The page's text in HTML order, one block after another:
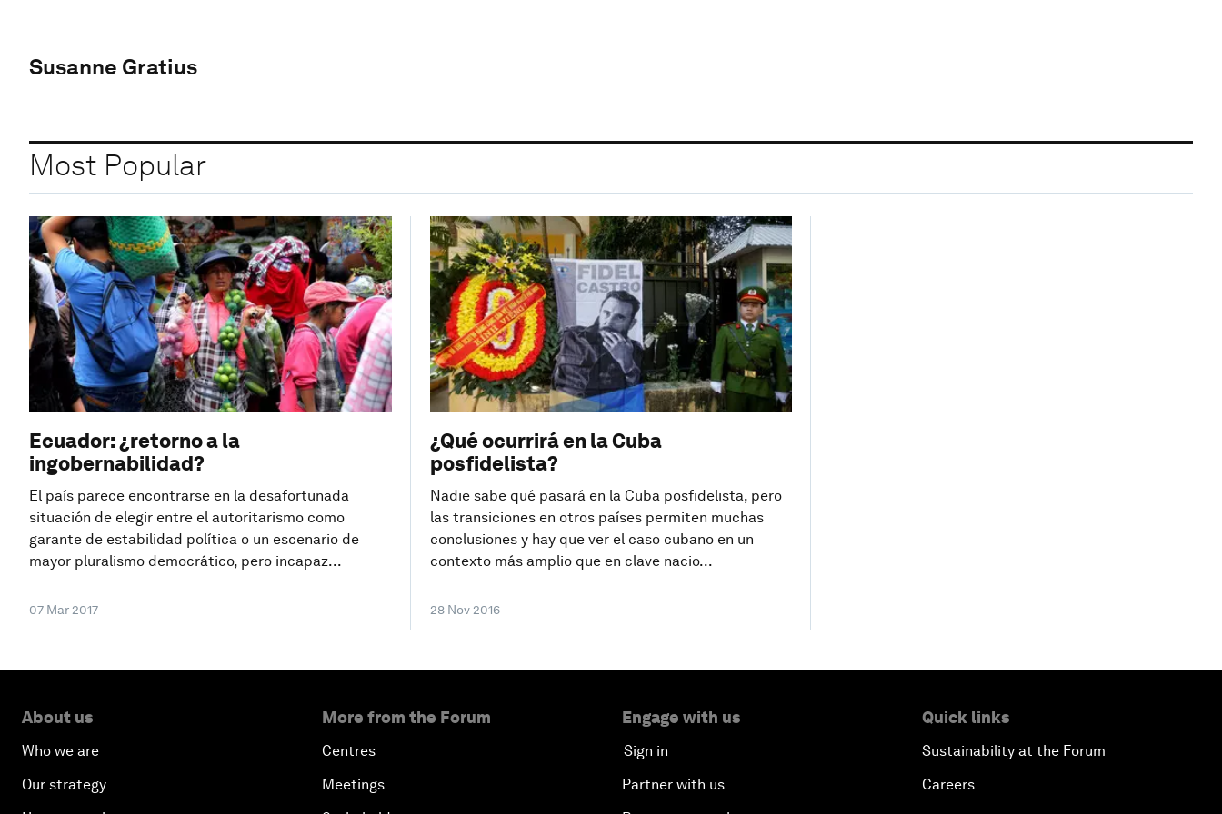
Susanne Gratius
Most Popular
Ecuador: ¿retorno a la
ingobernabilidad?
El país parece encontrarse en la desafortunada
situación de elegir entre el autoritarismo como
garante de estabilidad política o un escenario de
mayor pluralismo democrático, pero incapaz...
07 Mar 2017
¿Qué ocurrirá en la Cuba
posfidelista?
Nadie sabe qué pasará en la Cuba posfidelista, pero
las transiciones en otros países permiten muchas
conclusiones y hay que ver el caso cubano en un
contexto más amplio que en clave nacio...
28 Nov 2016
About us
Who we are
Our strategy
More from the Forum
Centres
Meetings
Engage with us
Sign in
Partner with us
Quick links
Sustainability at the Forum
Careers